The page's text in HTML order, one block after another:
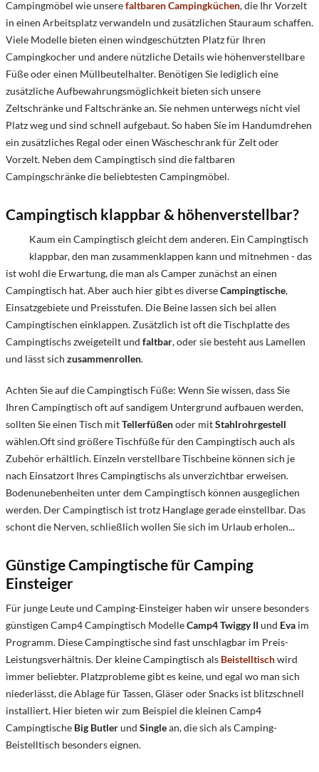
Campingmöbel wie unserefaltbaren Campingküchen, die Ihr Vorzelt
in einen Arbeitsplatz verwandeln und zusätzlichen Stauraum schaffen.
Viele Modelle bieten einen windgeschützten Platz für Ihren
Campingkocher und andere nützliche Details wie höhenverstellbare
Füße oder einen Müllbeutelhalter. Benötigen Sie lediglich eine
zusätzliche Aufbewahrungsmöglichkeit bieten sich unsere
Zeltschränkeund Faltschränke an. Sie nehmen unterwegs nicht viel
Platz weg und sind schnell aufgebaut. So haben Sie im Handumdrehen
ein zusätzliches Regal oder einen Wäscheschrank für Zelt oder
Vorzelt. Neben dem Campingtisch sind die faltbaren
Campingschränke die beliebtesten Campingmöbel.
Campingtisch klappbar & höhenverstellbar?
Kaum ein Campingtisch gleicht dem anderen. Ein Campingtisch
klappbar, den man zusammenklappen kann und mitnehmen - das
ist wohl die Erwartung, die man als Camper zunächst an einen
Campingtisch hat. Aber auch hier gibt es diverseCampingtische,
Einsatzgebiete und Preisstufen. Die Beine lassen sich bei allen
Campingtischen einklappen. Zusätzlich ist oft die Tischplatte des
Campingtischs zweigeteilt und faltbar, oder sie besteht aus Lamellen
und lässt sich zusammenrollen.
Achten Sie auf die Campingtisch Füße: Wenn Sie wissen, dass Sie
Ihren Campingtisch oft auf sandigem Untergrund aufbauen werden,
sollten Sie einen Tisch mitTellerfüßenoder mitStahlrohrgestell
wählen.Oft sind größere Tischfüße für den Campingtisch auch als
Zubehör erhältlich. Einzeln verstellbare Tischbeine können sich je
nach Einsatzort Ihres Campingtischs als unverzichtbar erweisen.
Bodenunebenheiten unter dem Campingtisch können ausgeglichen
werden. Der Campingtisch ist trotz Hanglage gerade einstellbar. Das
schont die Nerven, schließlich wollen Sie sich im Urlaub erholen...
Günstige Campingtische für Camping
Einsteiger
Für junge Leute und Camping-Einsteiger haben wir unsere besonders
günstigen Camp4 Campingtisch ModelleCamp4Twiggy IIund Eva im
Programm. Diese Campingtische sind fast unschlagbar im Preis-
Leistungsverhältnis. Der kleine Campingtisch als Beistelltischwird
immer beliebter. Platzprobleme gibt es keine, und egal wo man sich
niederlässt, die Ablage für Tassen, Gläser oder Snacks ist blitzschnell
installiert. Hier bieten wir zum Beispiel die kleinen Camp4
Campingtische Big Butlerund Singlean, die sich als Camping-
Beistelltisch besonders eignen.